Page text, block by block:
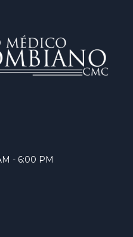
- 6:00 PM